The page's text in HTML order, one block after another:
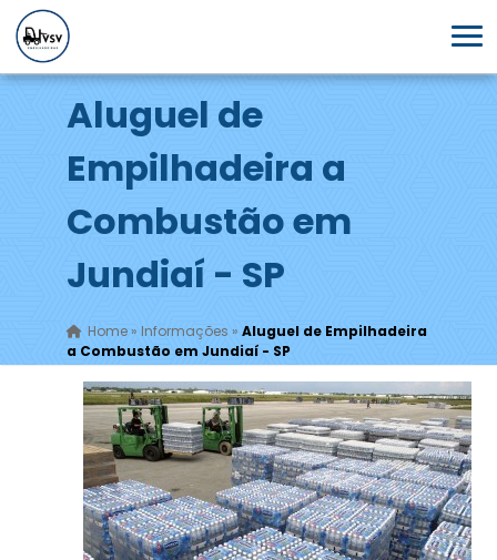
Aluguel de
Empilhadeira a
Combustão em
Jundiaí - SP
Home» Informações » Aluguel de Empilhadeira
a Combustão em Jundiaí - SP